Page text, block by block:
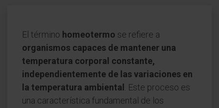
El término homeotermo se refiere a
organismos capaces de mantener una
temperatura corporal constante,
independientemente de las variaciones en
la temperatura ambiental
. Este proceso es
una característica fundamental de los